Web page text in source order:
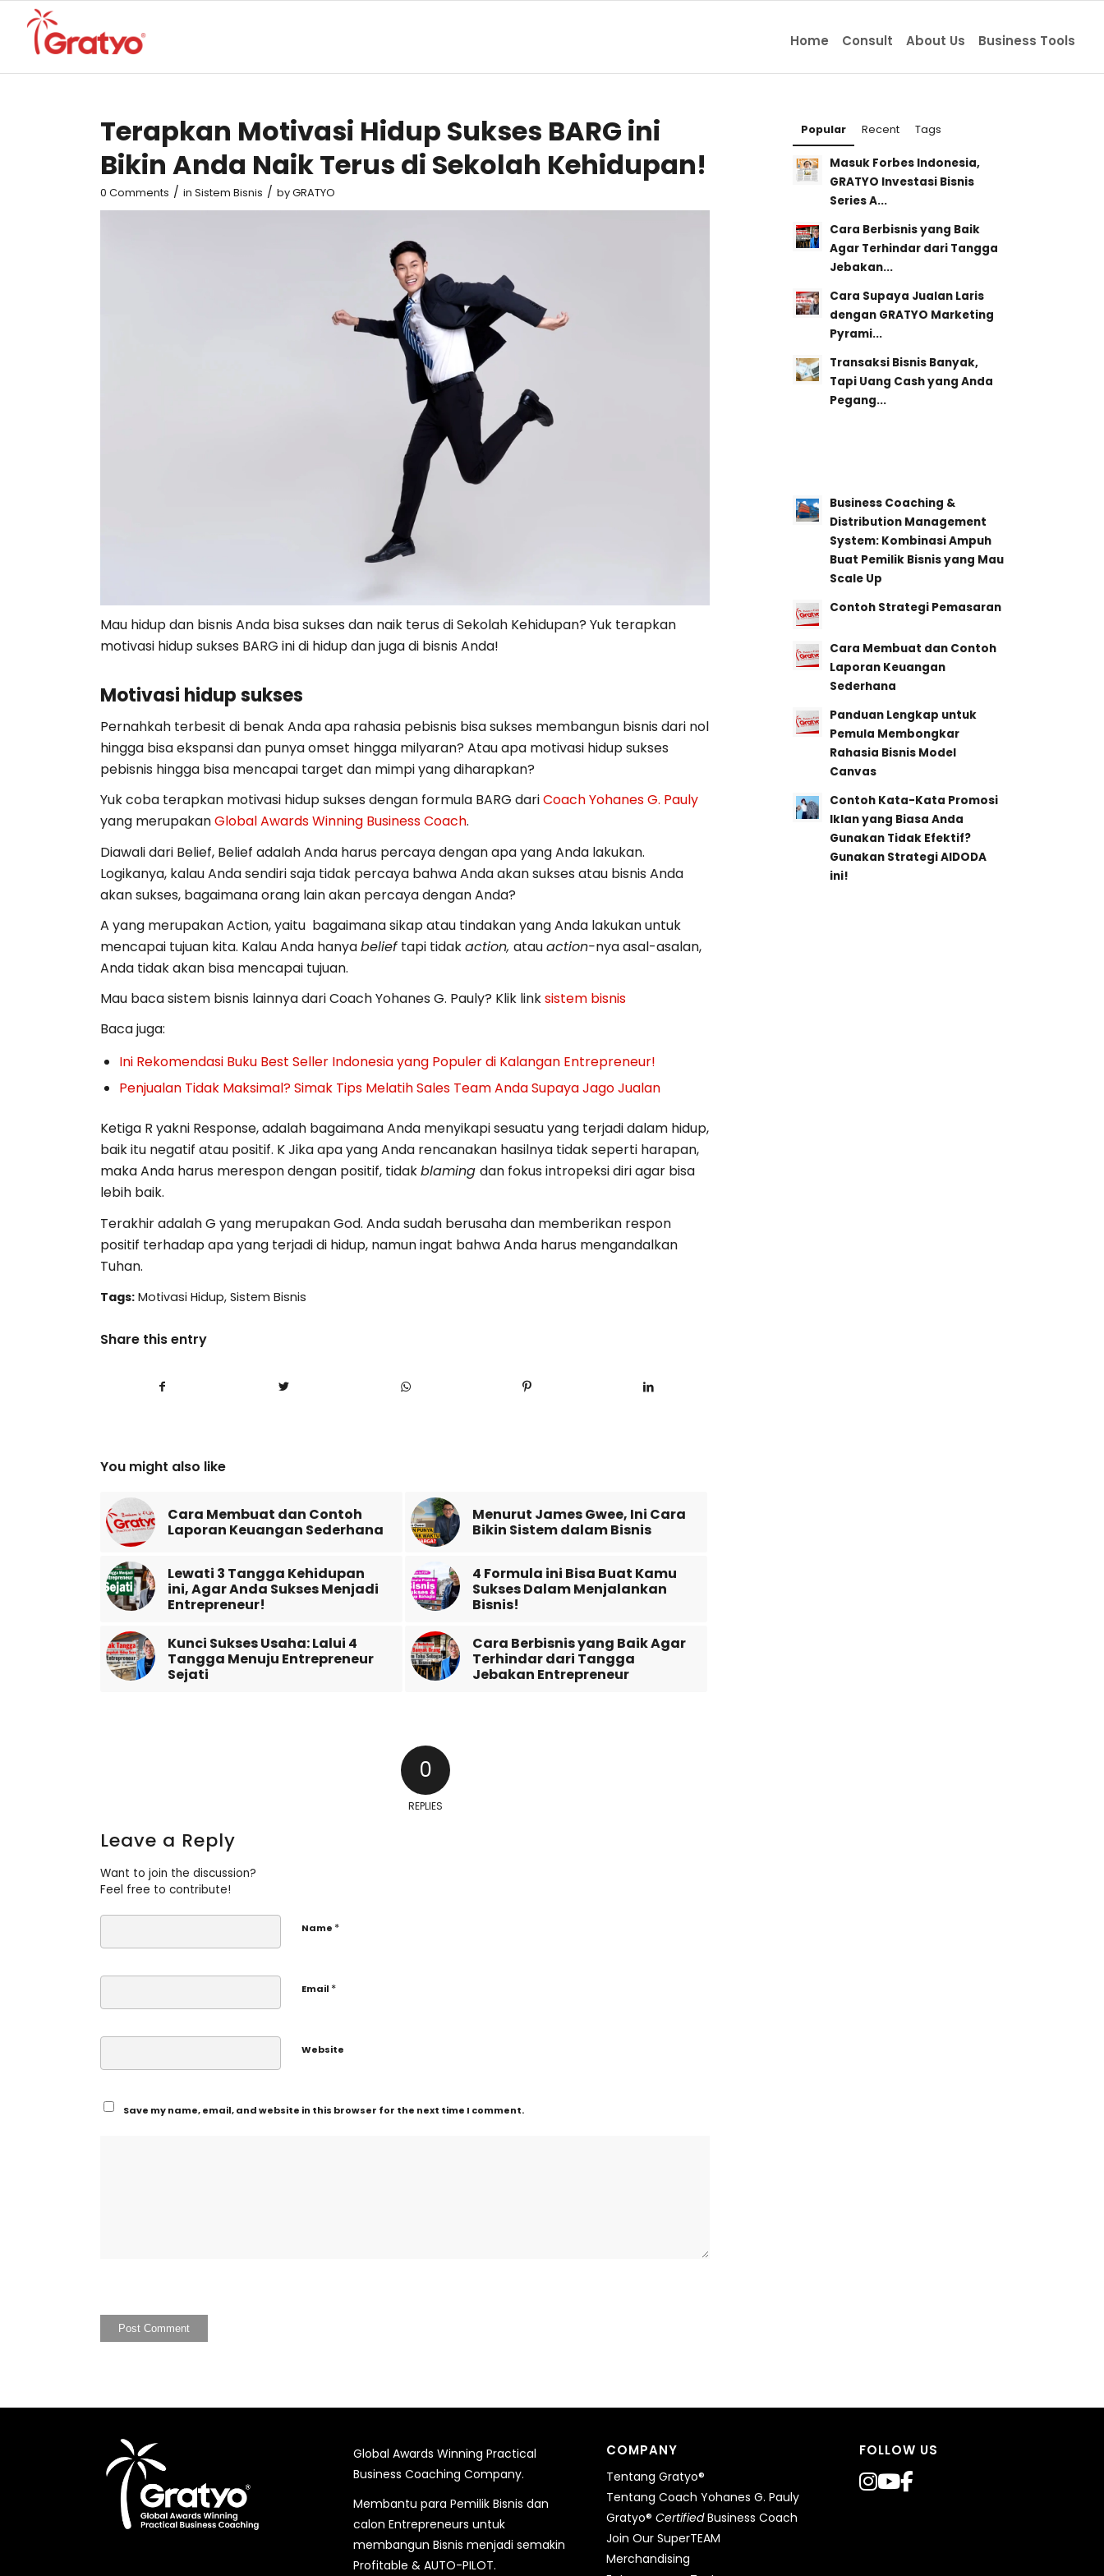
Home Consult About Us Business Tools
Terapkan Motivasi Hidup Sukses BARG ini
Bikin Anda Naik Terus di Sekolah Kehidupan!
0 Comments / in Sistem Bisnis / byGRATYO
Mau hidup dan bisnis Anda bisa sukses dan naik terus di Sekolah Kehidupan? Yuk terapkan
motivasi hidup sukses BARG ini di hidup dan juga di bisnis Anda!
Motivasi hidup sukses
Pernahkah terbesit di benak Anda apa rahasia pebisnis bisa sukses membangun bisnis dari nol
hingga bisa ekspansi dan punya omset hingga milyaran? Atau apa motivasi hidup sukses
pebisnis hingga bisa mencapai target dan mimpi yang diharapkan?
Yuk coba terapkan motivasi hidup sukses dengan formula BARG dariCoach Yohanes G. Pauly
yang merupakanGlobal Awards Winning Business Coach.
Diawali dari Belief, Belief adalah Anda harus percaya dengan apa yang Anda lakukan.
Logikanya, kalau Anda sendiri saja tidak percaya bahwa Anda akan sukses atau bisnis Anda
akan sukses, bagaimana orang lain akan percaya dengan Anda?
A yang merupakan Action, yaitu bagaimana sikap atau tindakan yang Anda lakukan untuk
mencapai tujuan kita. Kalau Anda hanyabelief tapi tidakaction, atauaction-nya asal-asalan,
Anda tidak akan bisa mencapai tujuan.
Mau baca sistem bisnis lainnya dari Coach Yohanes G. Pauly? Klik linksistem bisnis
Baca juga:
Ini Rekomendasi Buku Best Seller Indonesia yang Populer di Kalangan Entrepreneur!
Penjualan Tidak Maksimal? Simak Tips Melatih Sales Team Anda Supaya Jago Jualan
Ketiga R yakni Response, adalah bagaimana Anda menyikapi sesuatu yang terjadi dalam hidup,
baik itu negatif atau positif. K Jika apa yang Anda rencanakan hasilnya tidak seperti harapan,
maka Anda harus merespon dengan positif, tidakblaming dan fokus intropeksi diri agar bisa
lebih baik.
Terakhir adalah G yang merupakan God. Anda sudah berusaha dan memberikan respon
positif terhadap apa yang terjadi di hidup, namun ingat bahwa Anda harus mengandalkan
Tuhan.
Tags: Motivasi Hidup, Sistem Bisnis
Share this entry
You might also like
Cara Membuat dan Contoh
Laporan Keuangan Sederhana
Menurut James Gwee, Ini Cara
Bikin Sistem dalam Bisnis
Lewati 3 Tangga Kehidupan
ini, Agar Anda Sukses Menjadi
Entrepreneur!
4 Formula ini Bisa Buat Kamu
Sukses Dalam Menjalankan
Bisnis!
Kunci Sukses Usaha: Lalui 4
Tangga Menuju Entrepreneur
Sejati
Cara Berbisnis yang Baik Agar
Terhindar dari Tangga
Jebakan Entrepreneur
0
REPLIES
Leave a Reply
Want to join the discussion?
Feel free to contribute!
Name *
Email *
Website
Save my name, email, and website in this browser for the next time I comment.
Popular Recent Tags
Masuk Forbes Indonesia,
GRATYO Investasi Bisnis
Series A...
Cara Berbisnis yang Baik
Agar Terhindar dari Tangga
Jebakan...
Cara Supaya Jualan Laris
dengan GRATYO Marketing
Pyrami...
Transaksi Bisnis Banyak,
Tapi Uang Cash yang Anda
Pegang...
Business Coaching &
Distribution Management
System: Kombinasi Ampuh
Buat Pemilik Bisnis yang Mau
Scale Up
Contoh Strategi Pemasaran
Cara Membuat dan Contoh
Laporan Keuangan
Sederhana
Panduan Lengkap untuk
Pemula Membongkar
Rahasia Bisnis Model
Canvas
Contoh Kata-Kata Promosi
Iklan yang Biasa Anda
Gunakan Tidak Efektif?
Gunakan Strategi AIDODA
ini!
Global Awards Winning Practical
Business Coaching Company.
Membantu para Pemilik Bisnis dan
calon Entrepreneurs untuk
membangun Bisnis menjadi semakin
Profitable & AUTO-PILOT.
COMPANY
Tentang Gratyo®
Tentang Coach Yohanes G. Pauly
Gratyo® CertifiedBusiness Coach
Join Our SuperTEAM
Merchandising
FOLLOW US